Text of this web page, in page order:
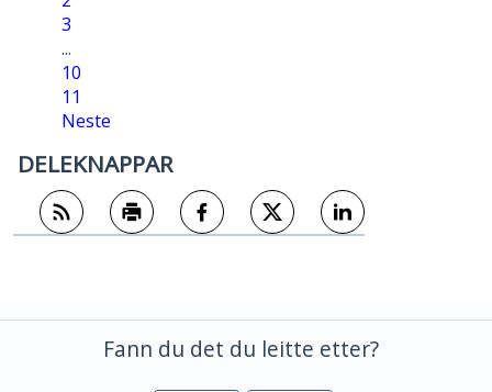
3
...
10
11
Neste
DELEKNAPPAR
Fann du det du leitte etter?